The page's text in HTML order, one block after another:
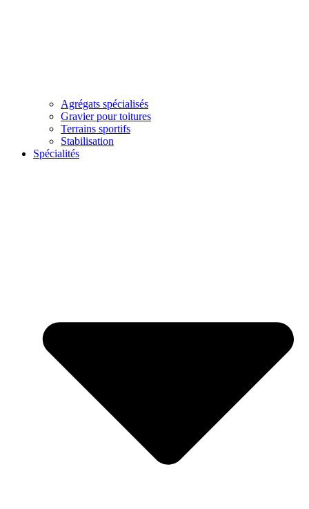
Agrégats spécialisés
Gravier pour toitures
Terrains sportifs
Stabilisation
Spécialités